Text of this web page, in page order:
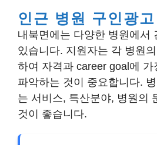
인근 병원 구인광
내북면에는 다양한 병원에서
있습니다. 지원자는 각 병원
하여 자격과 career goal에 가
파악하는 것이 중요합니다.
는 서비스, 특산분야, 병원의
것이 좋습니다.